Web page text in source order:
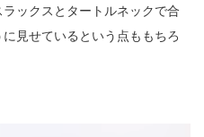
ックスとタートルネックで合
見せているという点ももちろ